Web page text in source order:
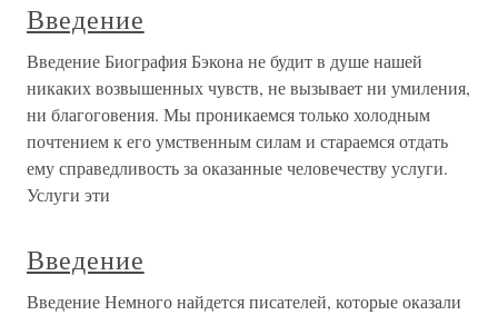
Введение
Введение Биография Бэкона не будит в душе нашей
никаких возвышенных чувств, не вызывает ни умиления,
ни благоговения. Мы проникаемся только холодным
почтением к его умственным силам и стараемся отдать
ему справедливость за оказанные человечеству услуги.
Услуги эти
Введение
Введение Немного найдется писателей, которые оказали